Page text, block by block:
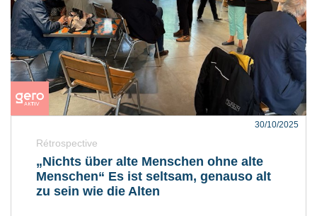
30/10/2025
Rétrospective
„Nichts über alte Menschen ohne alte
Menschen“ Es ist seltsam, genauso alt
zu sein wie die Alten